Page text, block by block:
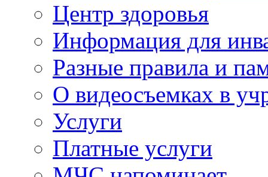
Центр здоровья
Информация для
Разные правила и
О видеосъемках в
Услуги
Платные услуги